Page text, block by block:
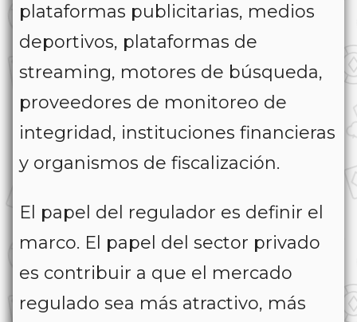
plataformas publicitarias, medios
deportivos, plataformas de
streaming, motores de búsqueda,
proveedores de monitoreo de
integridad, instituciones financieras
y organismos de fiscalización.
El papel del regulador es definir el
marco. El papel del sector privado
es contribuir a que el mercado
regulado sea más atractivo, más